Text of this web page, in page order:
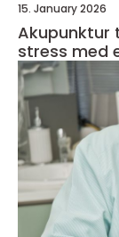
15. January 2026
Akupunktur thisted
stress med